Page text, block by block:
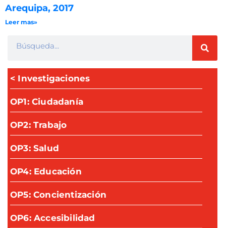
Arequipa, 2017
Leer mas»
< Investigaciones
OP1: Ciudadanía
OP2: Trabajo
OP3: Salud
OP4: Educación
OP5: Concientización
OP6: Accesibilidad